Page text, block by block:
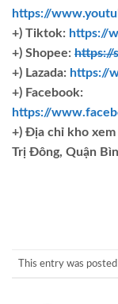
https://
+) Tiktok: https://
+) Shopee: https://
+) Lazada: https://
+) Facebook:
https://
+) Địa chỉ kho xem
Trị Đông, Quận
This entry was